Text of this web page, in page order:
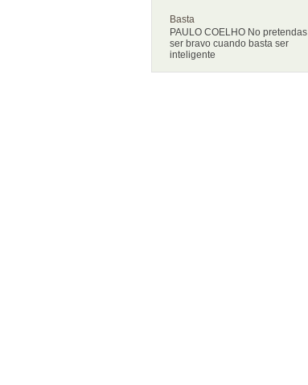
Basta
PAULO COELHO No pretendas
ser bravo cuando basta ser
inteligente